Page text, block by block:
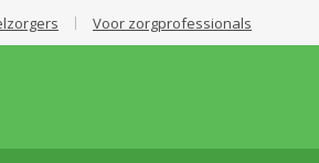
Voor zorgprofessionals